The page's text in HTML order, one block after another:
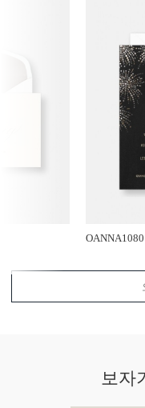
OANNA1080
보자